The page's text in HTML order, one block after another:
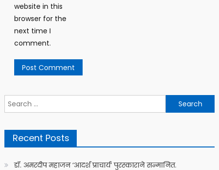
website in this
browser for the
next time I
comment.
Search
for:
Recent Posts
डॉ. अमरदीप महाजन ‘आदर्श प्राचार्य’ पुरस्काराने सन्मानित.